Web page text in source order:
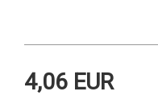
4,06 EUR